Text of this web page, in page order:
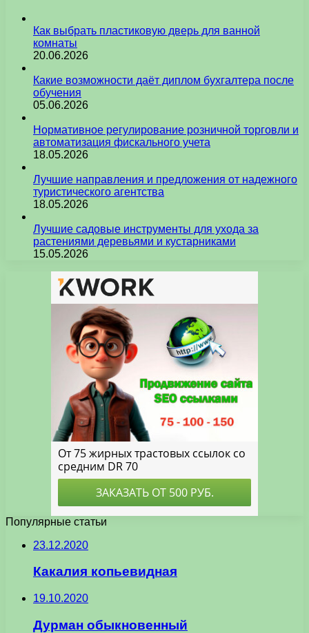
Как выбрать пластиковую дверь для ванной
комнаты
20.06.2026
Какие возможности даёт диплом бухгалтера после
обучения
05.06.2026
Нормативное регулирование розничной торговли и
автоматизация фискального учета
18.05.2026
Лучшие направления и предложения от надежного
туристического агентства
18.05.2026
Лучшие садовые инструменты для ухода за
растениями деревьями и кустарниками
15.05.2026
Популярные статьи
23.12.2020
Какалия копьевидная
19.10.2020
Дурман обыкновенный